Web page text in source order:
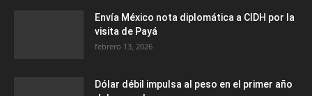
Envía México nota diplomática a CIDH por la
visita de Payá
febrero 13, 2026
Dólar débil impulsa al peso en el primer año